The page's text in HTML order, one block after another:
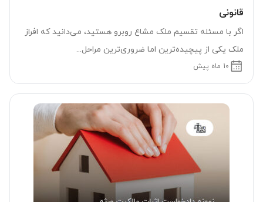
قانونی
اگر با مسئله تقسیم ملک مشاع روبرو هستید، می‌دانید که افراز
ملک یکی از پیچیده‌ترین اما ضروری‌ترین مراحل...
10 ماه پیش